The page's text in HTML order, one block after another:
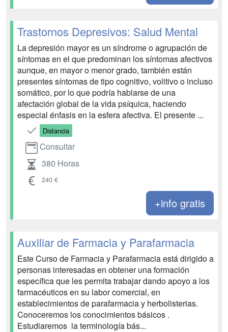
Trastornos Depresivos: Salud Mental
La depresión mayor es un síndrome o agrupación de
síntomas en el que predominan los síntomas afectivos
aunque, en mayor o menor grado, también están
presentes síntomas de tipo cognitivo, volitivo o incluso
somático, por lo que podría hablarse de una
afectación global de la vida psíquica, haciendo
especial énfasis en la esfera afectiva. El presente ...
Distancia
Consultar
380 Horas
240 €
+info gratis
Auxiliar de Farmacia y Parafarmacia
Este Curso de Farmacia y Parafarmacia está dirigido a
personas interesadas en obtener una formación
específica que les permita trabajar dando apoyo a los
farmacéuticos en su labor comercial, en
establecimientos de parafarmacia y herbolisterias.
Conoceremos​ los conocimientos básicos ​. ​
Estudiaremos ​ la terminología bás...